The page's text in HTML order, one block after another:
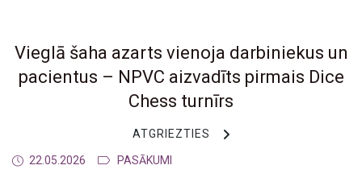
Vieglā šaha azarts vienoja darbiniekus un
pacientus – NPVC aizvadīts pirmais Dice
Chess turnīrs
ATGRIEZTIES
22.05.2026 PASĀKUMI